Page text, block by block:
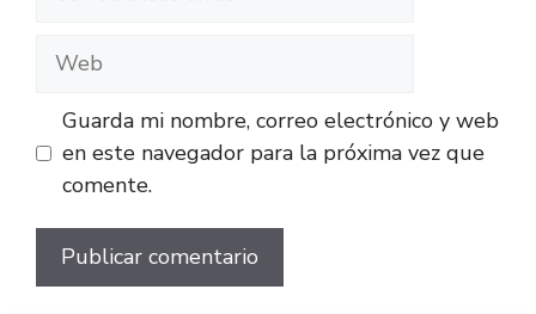
Guarda mi nombre, correo electrónico y web
en este navegador para la próxima vez que
comente.